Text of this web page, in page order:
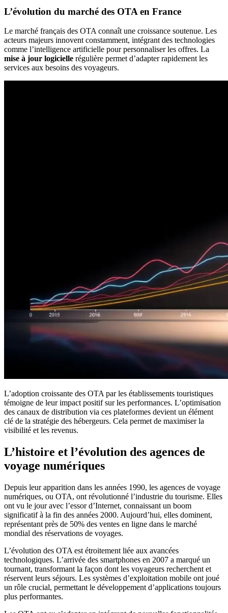
L’évolution du marché des OTA en France
Le marché français des OTA connaît une croissance soutenue. Les
acteurs majeurs innovent constamment, intégrant des technologies
comme l’intelligence artificielle pour personnaliser les offres. La
mise à jour logicielle régulière permet d’adapter rapidement les
services aux besoins des voyageurs.
L’adoption croissante des OTA par les établissements touristiques
témoigne de leur impact positif sur les performances. L’optimisation
des canaux de distribution via ces plateformes devient un élément
clé de la stratégie des hébergeurs. Cela permet de maximiser la
visibilité et les revenus.
L’histoire et l’évolution des agences de
voyage numériques
Depuis leur apparition dans les années 1990, les agences de voyage
numériques, ou OTA, ont révolutionné l’industrie du tourisme. Elles
ont vu le jour avec l’essor d’Internet, connaissant un boom
significatif à la fin des années 2000. Aujourd’hui, elles dominent,
représentant près de 50% des ventes en ligne dans le marché
mondial des réservations de voyages.
L’évolution des OTA est étroitement liée aux avancées
technologiques. L’arrivée des smartphones en 2007 a marqué un
tournant, transformant la façon dont les voyageurs recherchent et
réservent leurs séjours. Les systèmes d’exploitation mobile ont joué
un rôle crucial, permettant le développement d’applications toujours
plus performantes.